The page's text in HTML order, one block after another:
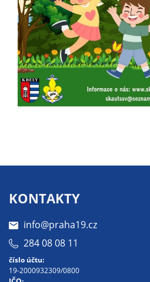
KONTAKTY
info@praha19.cz
284 08 08 11
číslo účtu:
19-2000932309/0800